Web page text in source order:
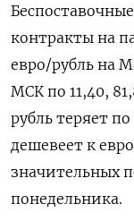
контракты на
евро/рубль на
МСК по 11,40,
рубль теряет
дешевеет к
значительных
понедельника.